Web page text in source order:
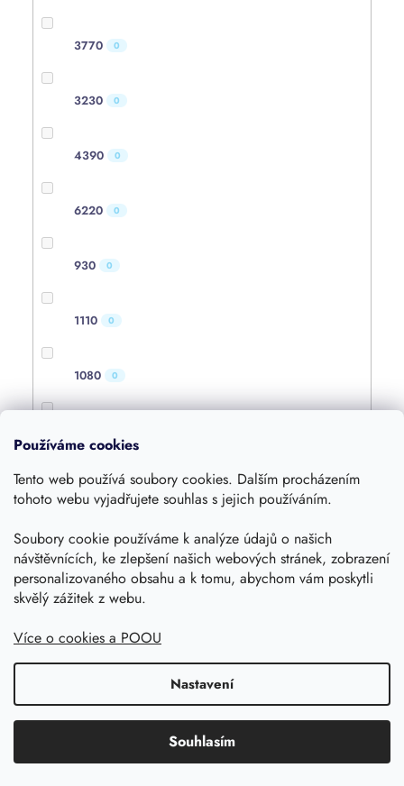
Používáme cookies
Tento web používá soubory cookies. Dalším procházením
tohoto webu vyjadřujete souhlas s jejich používáním.
Soubory cookie používáme k analýze údajů o našich
návštěvnících, ke zlepšení našich webových stránek, zobrazení
personalizovaného obsahu a k tomu, abychom vám poskytli
skvělý zážitek z webu.
Více o cookies a POOU
Nastavení
Souhlasím
3770 0
3230 0
4390 0
6220 0
930 0
1110 0
1080 0
4000 0
1600 0
360 0
420
1250 0
1055